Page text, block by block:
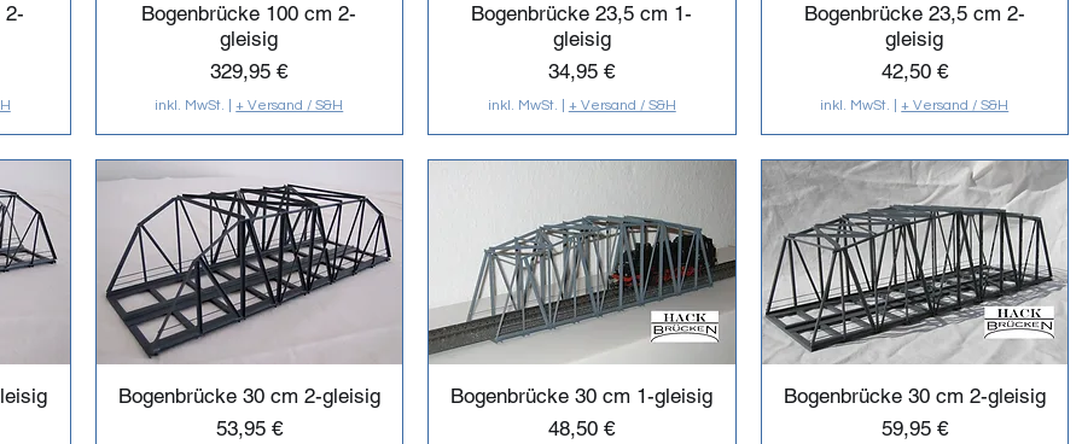
2-
Bogenbrücke 100 cm 2-
gleisig
Preis
329,95 €
inkl. MwSt. |+ Versand / S&H
Bogenbrücke 23,5 cm 1-
gleisig
Preis
34,95 €
inkl. MwSt. + Versand / S&H
Bogenbrücke 23,5 cm 2-
gleisig
Preis
42,50 €
inkl. MwSt. |+ Versand / S&H
Bogenbrücke 30 cm 2-gleisig
Preis
53,95 €
Bogenbrücke 30 cm 1-gleisig
Preis
48,50 €
Bogenbrücke 30 cm 2-gleisig
Preis
59,95 €